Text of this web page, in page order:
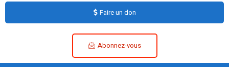
Faire un don
Abonnez-vous